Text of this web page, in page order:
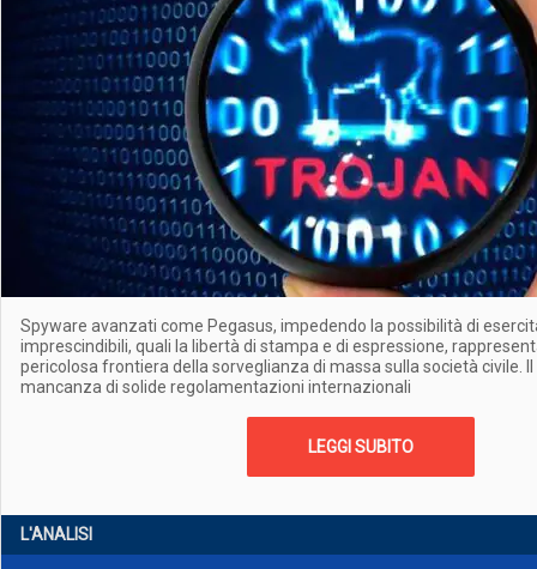
Spyware avanzati come Pegasus, impedendo la possibilità di
imprescindibili, quali la libertà di stampa e di espressione,
pericolosa frontiera della sorveglianza di massa sulla società civile.
mancanza di solide regolamentazioni internazionali
LEGGI SUBITO
L'ANALISI